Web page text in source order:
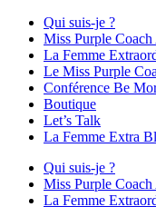
Qui suis-je ?
Miss Purple
La Femme
Le Miss Purple
Conférence Be
Boutique
Let’s Talk
La Femme Extra
Qui suis-je ?
Miss Purple
La Femme